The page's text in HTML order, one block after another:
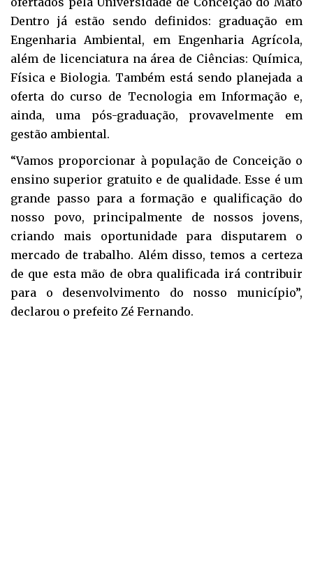
Dentro já estão sendo definidos: graduação em
Engenharia Ambiental, em Engenharia Agrícola,
além de licenciatura na área de Ciências: Química,
Física e Biologia. Também está sendo planejada a
oferta do curso de Tecnologia em Informação e,
ainda, uma pós-graduação, provavelmente em
gestão ambiental.
“Vamos proporcionar à população de Conceição o
ensino superior gratuito e de qualidade. Esse é um
grande passo para a formação e qualificação do
nosso povo, principalmente de nossos jovens,
criando mais oportunidade para disputarem o
mercado de trabalho. Além disso, temos a certeza
de que esta mão de obra qualificada irá contribuir
para o desenvolvimento do nosso município”,
declarou o prefeito Zé Fernando.